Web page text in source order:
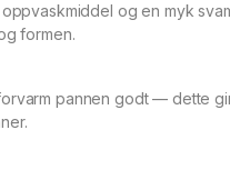
og en myk
formen.
pannen godt — dette